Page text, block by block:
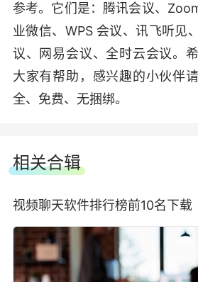
参考。它们是：腾讯会议、
业微信、WPS 会议、讯飞听见
议、网易会议、全时云会议。
大家有帮助，感兴趣的小伙伴
全、免费、无捆绑。
相关合辑
视频聊天软件排行榜前10名下载